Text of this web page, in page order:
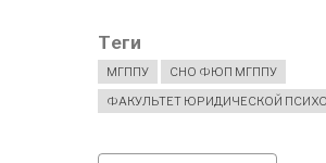
Теги
МГППУ
СНО ФЮП МГППУ
ФАКУЛЬТЕТ ЮРИДИЧЕСКОЙ